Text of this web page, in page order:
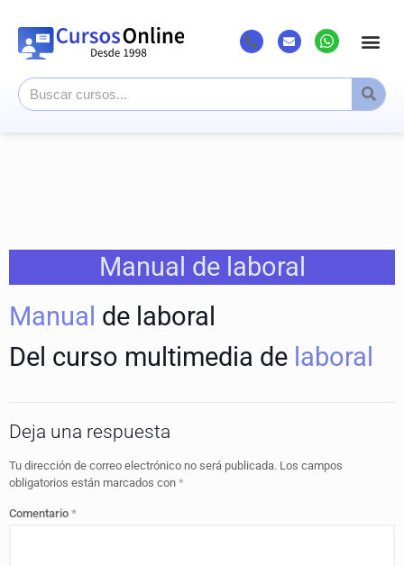
Manual de laboral
Manual de laboral
Del curso multimedia de laboral
Deja una respuesta
Tu dirección de correo electrónico no será publicada. Los campos
obligatorios están marcados con *
Comentario *